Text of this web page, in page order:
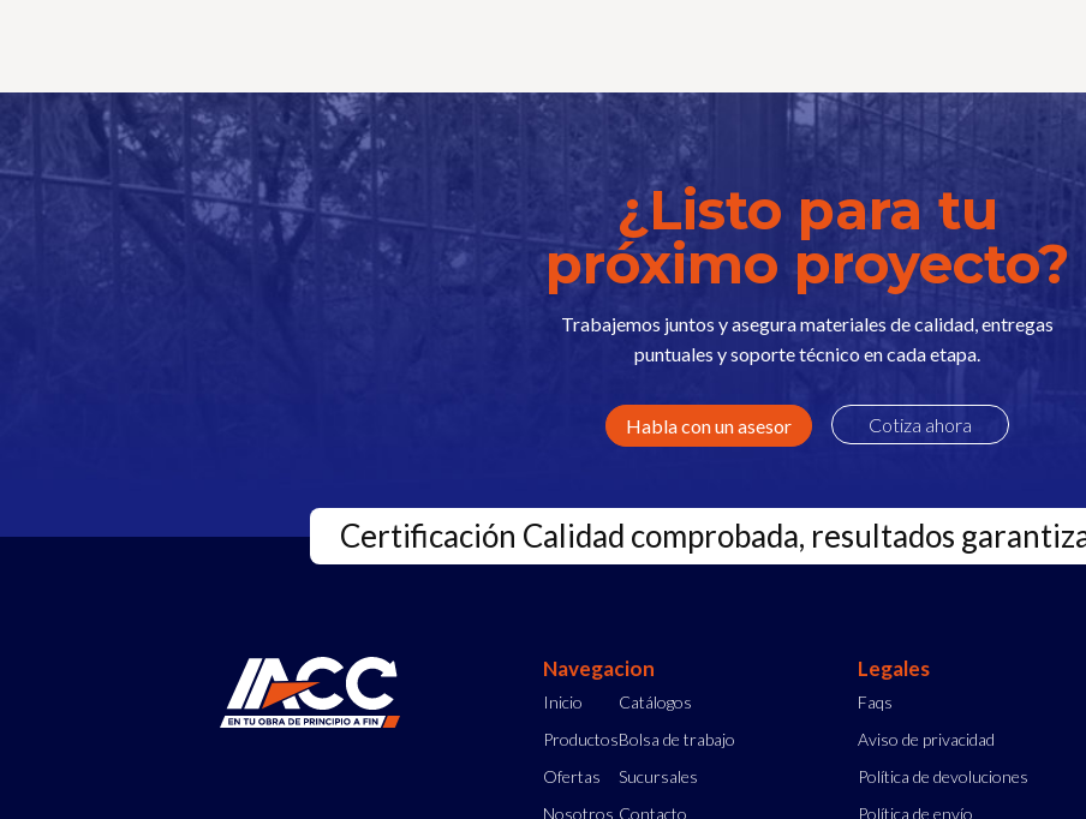
¿Listo para tu
próximo proyecto?
Trabajemos juntos y asegura materiales de calidad, entregas
puntuales y soporte técnico en cada etapa.
Habla con un asesor Cotiza ahora
Certificación Calidad comprobada, resultados
Navegacion
Inicio
Productos
Ofertas
Nosotros
Catálogos
Bolsa de trabajo
Sucursales
Contacto
Legales
Faqs
Aviso de privacidad
Política de devoluciones
Política de envío